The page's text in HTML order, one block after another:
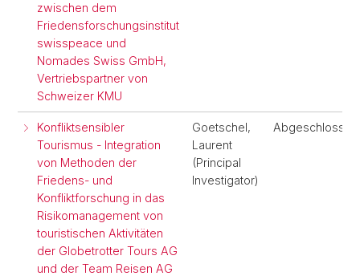
zwischen dem
Friedensforschungsinstitut
swisspeace und
Nomades Swiss GmbH,
Vertriebspartner von
Schweizer KMU
Konfliktsensibler
Tourismus - Integration
von Methoden der
Friedens- und
Konfliktforschung in das
Risikomanagement von
touristischen Aktivitäten
der Globetrotter Tours AG
und der Team Reisen AG
Goetschel,
Laurent
(Principal
Investigator)
Abgeschlossen